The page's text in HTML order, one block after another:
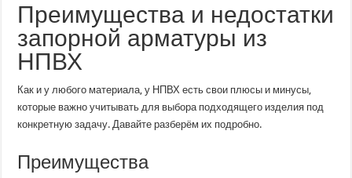
Преимущества и недостатки
запорной арматуры из
НПВХ
Как и у любого материала, у НПВХ есть свои плюсы и минусы,
которые важно учитывать для выбора подходящего изделия под
конкретную задачу. Давайте разберём их подробно.
Преимущества